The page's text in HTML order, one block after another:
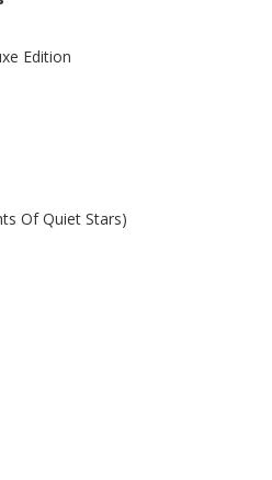
Edition
Of Quiet Stars)